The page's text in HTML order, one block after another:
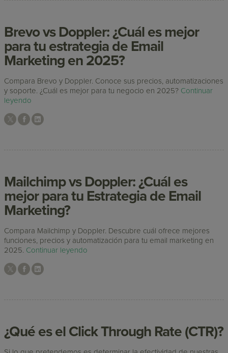
Brevo vs Doppler: ¿Cuál es mejor
para tu estrategia de Email
Marketing en 2025?
Compara Brevo y Doppler. Conoce sus precios, automatizaciones
y soporte. ¿Cuál es mejor para tu negocio en 2025? Continuar
leyendo
Mailchimp vs Doppler: ¿Cuál es
mejor para tu Estrategia de Email
Marketing?
Compara Mailchimp y Doppler. Descubre cuál ofrece mejores
funciones, precios y automatización para tu email marketing en
2025. Continuar leyendo
¿Qué es el Click Through Rate (CTR)?